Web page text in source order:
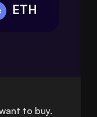
ETH
to buy.